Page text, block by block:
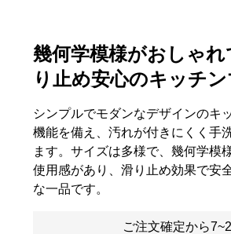
幾何学模様がおしゃ
り止め安心のキッチン
シンプルでモダンなデザインのキ
機能を備え、汚れが付きにくく手
ます。サイズは多様で、幾何学模
使用感があり、滑り止め効果で安
な一品です。
ご注文確定から